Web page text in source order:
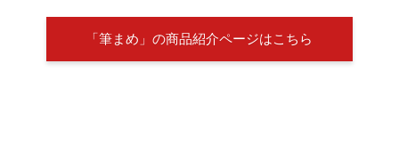
「筆まめ」の商品紹介ページはこちら